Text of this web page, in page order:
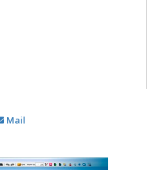
Mail